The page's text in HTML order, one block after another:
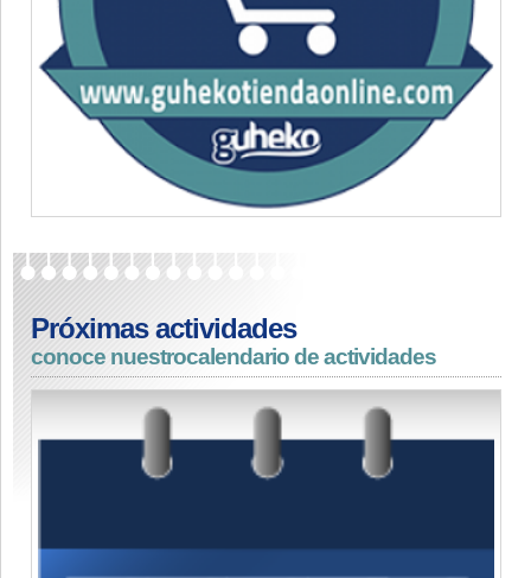
Próximas actividades
conoce nuestrocalendario de actividades